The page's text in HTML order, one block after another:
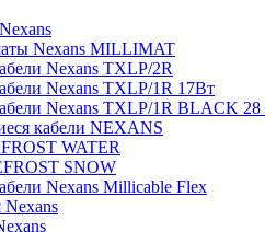
Nexans MILLIMAT
Nexans TXLP/2R
Nexans TXLP/1R 17Вт
Nexans TXLP/1R BLACK
кабели NEXANS
WATER
SNOW
Nexans Millicable Flex
Nexans